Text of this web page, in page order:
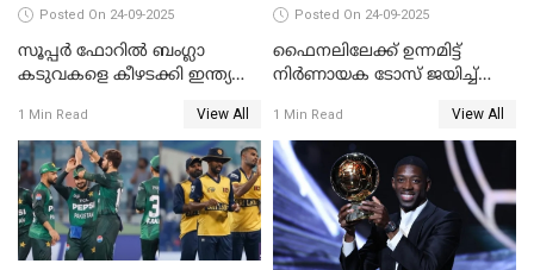
Posted On 24-09-2025
സൂപ്പർ ഫോറിൽ ബംഗ്ലാ
കടുവകളെ കീഴടക്കി ഇന്ത്യ
1 Min Read View All
Posted On 24-09-2025
ഫൈനലിലേക്ക് ഉന്നമിട്ട്
നിര്‍ണായക ടോസ് ജയിച്ച്
ഇന്ത്യയ്ക്ക് ബാറ്റിംഗ്
1 Min Read View All